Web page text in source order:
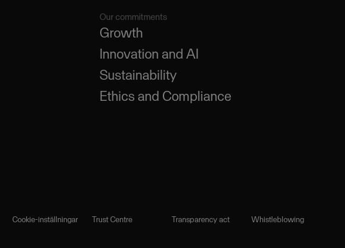
Our commitments
Growth
Innovation and AI
Sustainability
Ethics and Compliance
Cookie-inställningar Trust Centre Transparency act Whistleblowing